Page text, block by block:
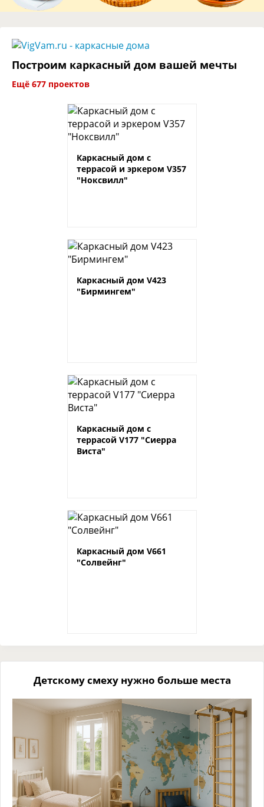
Построим каркасный дом вашей мечты
Ещё 677 проектов
Каркасный дом c
террасой и эркером V357
"Ноксвилл"
Каркасный дом V423
"Бирмингем"
Каркасный дом с
террасой V177 "Сиерра
Виста"
Каркасный дом V661
"Солвейнг"
Детскому смеху нужно больше места